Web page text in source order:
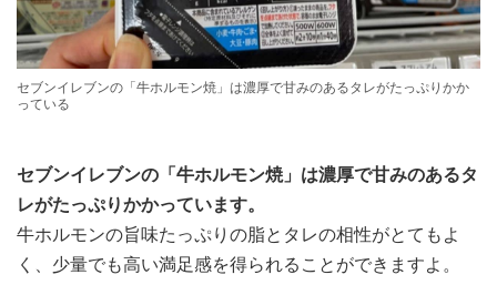
セブンイレブンの「牛ホルモン焼」は濃厚で甘みのあるタレがたっぷりかか
っている
セブンイレブンの「牛ホルモン焼」は濃厚で甘みのあるタ
レがたっぷりかかっています。
牛ホルモンの旨味たっぷりの脂とタレの相性がとてもよ
く、少量でも高い満足感を得られることができますよ。